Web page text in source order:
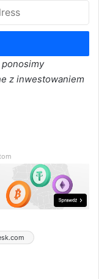
z inwestowaniem